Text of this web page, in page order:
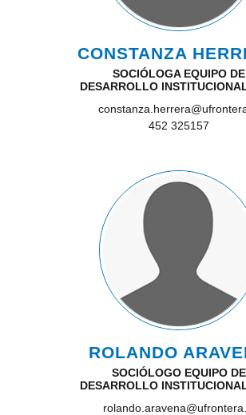
CONSTANZA
SOCIÓLOGA EQUIPO DE
DESARROLLO
452 325157
ROLANDO
SOCIÓLOGO EQUIPO DE
DESARROLLO